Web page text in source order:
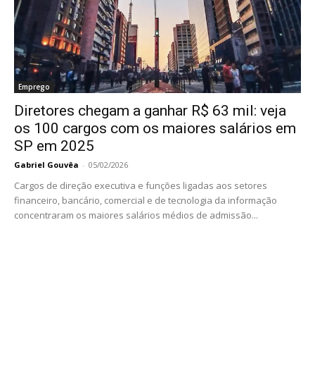
Emprego
Diretores chegam a ganhar R$ 63 mil: veja
os 100 cargos com os maiores salários em
SP em 2025
Gabriel Gouvêa - 05/02/2026
Cargos de direção executiva e funções ligadas aos setores
financeiro, bancário, comercial e de tecnologia da informação
concentraram os maiores salários médios de admissão...